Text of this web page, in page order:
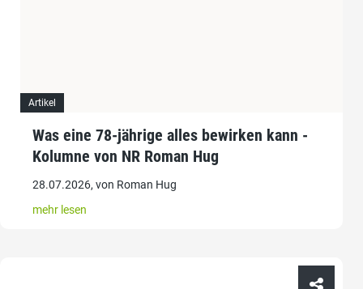
Artikel
Was eine 78-jährige alles bewirken kann -
Kolumne von NR Roman Hug
28.07.2026, von Roman Hug
mehr lesen